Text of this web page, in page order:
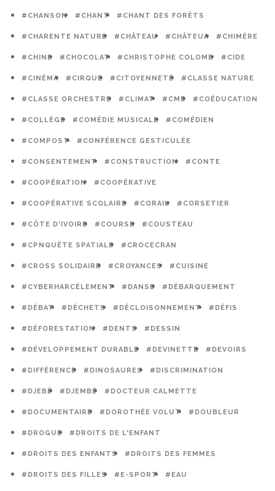
#CHANSON #CHANT #CHANT DES FORÊTS
#CHARENTE NATURE #CHÂTEAU #CHÂTEUA #CHIMÈRE
#CHINE #CHOCOLAT #CHRISTOPHE COLOMB #CIDE
#CINÉMA #CIRQUE #CITOYENNETÉ #CLASSE NATURE
#CLASSE ORCHESTRE #CLIMAT #CME #COÉDUCATION
#COLLÈGE #COMÉDIE MUSICALE #COMÉDIEN
#COMPOST #CONFÉRENCE GESTICULÉE
#CONSENTEMENT #CONSTRUCTION #CONTE
#COOPÉRATION #COOPÉRATIVE
#COOPÉRATIVE SCOLAIRE #CORAIL #CORSETIER
#CÔTE D'IVOIRE #COURSE #COUSTEAU
#CPNQUÊTE SPATIALE #CROCECRAN
#CROSS SOLIDAIRE #CROYANCES #CUISINE
#CYBERHARCÈLEMENT #DANSE #DÉBARQUEMENT
#DÉBAT #DÉCHETS #DÉCLOISONNEMENT #DÉFIS
#DÉFORESTATION #DENTS #DESSIN
#DÉVELOPPEMENT DURABLE #DEVINETTE #DEVOIRS
#DIFFÉRENCE #DINOSAURES #DISCRIMINATION
#DJEBÉ #DJEMBÉ #DOCTEUR CALMETTE
#DOCUMENTAIRE #DOROTHÉE VOLUT #DOUBLEUR
#DROGUE #DROITS DE L'ENFANT
#DROITS DES ENFANTS #DROITS DES FEMMES
#DROITS DES FILLES #E-SPORT #EAU